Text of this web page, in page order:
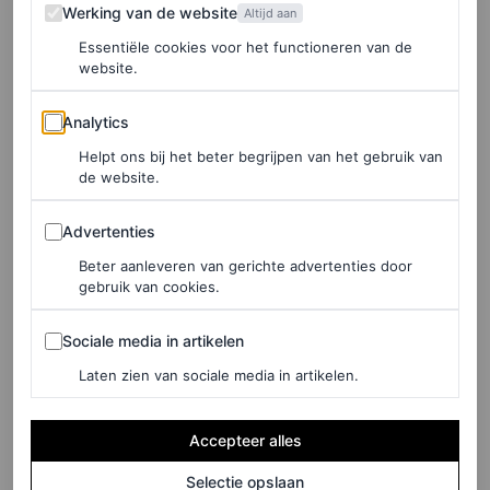
betere leider. “Ik denk dat dat een groot deel van mijn
routes naar, hopelijk, grootsheid.”
Geloof in het team
Die ervaring had hij de afgelopen maanden hard nodig.
Van Dijk kende veel glorieuze seizoenen op Anfield,
maar toen wij elkaar ontmoetten, verkeerde Liverpool in
de onderste helft van de ranglijst. Dit was er geen van.
zouden de reeks uitbreiden naar negen verliespartijen in
twaalf wedstrijden. Virgil, die als aanvoerder zowel lof
Werking van de website Altijd aan
Essentiële cookies voor het functioneren van de
website.
Analytics
Analytics
Helpt ons bij het beter begrijpen van het gebruik van
de website.
Advertenties
Advertenties
Beter aanleveren van gerichte advertenties door
gebruik van cookies.
Sociale media in artikelen
Sociale media in artikelen
Laten zien van sociale media in artikelen.
Accepteer alles
Selectie opslaan